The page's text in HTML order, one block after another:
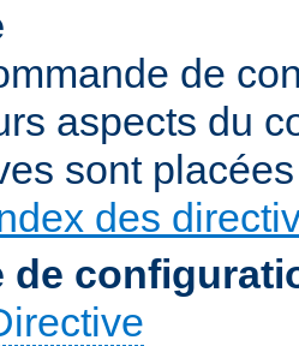
de
aspects du
sont
des
de